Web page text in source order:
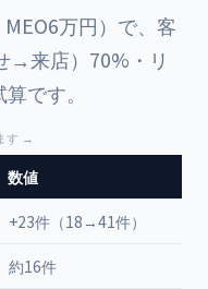
万円）で、客
→来店）70%・リ
です。
数値
+23件（18→41件）
約16件